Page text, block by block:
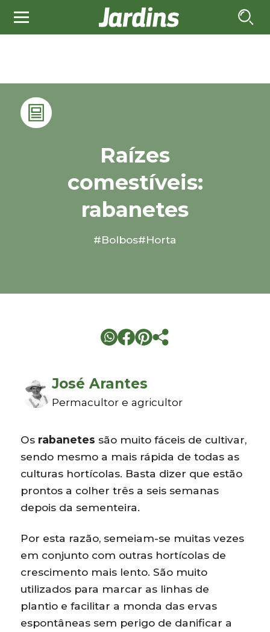
Raízes
comestíveis:
rabanetes
#Bolbos#Horta
José Arantes
Permacultor e agricultor
Os rabanetes são muito fáceis de cultivar,
sendo mesmo a mais rápida de todas as
culturas hortícolas. Basta dizer que estão
prontos a colher três a seis semanas
depois da sementeira.
Por esta razão, semeiam-se muitas vezes
em conjunto com outras hortícolas de
crescimento mais lento. São muito
utilizados para marcar as linhas de
plantio e facilitar a monda das ervas
espontâneas sem perigo de danificar a